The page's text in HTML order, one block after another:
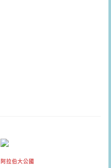
阿拉伯大公國